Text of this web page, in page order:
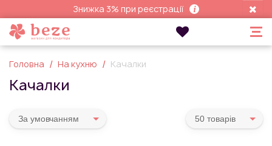
Знижка 3% при реєстрації
Головна На кухню Качалки
Качалки
За умовчанням 50 товарiв